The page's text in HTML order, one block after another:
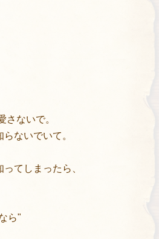
さないで。
ないでいて。
てしまったら、
ら"